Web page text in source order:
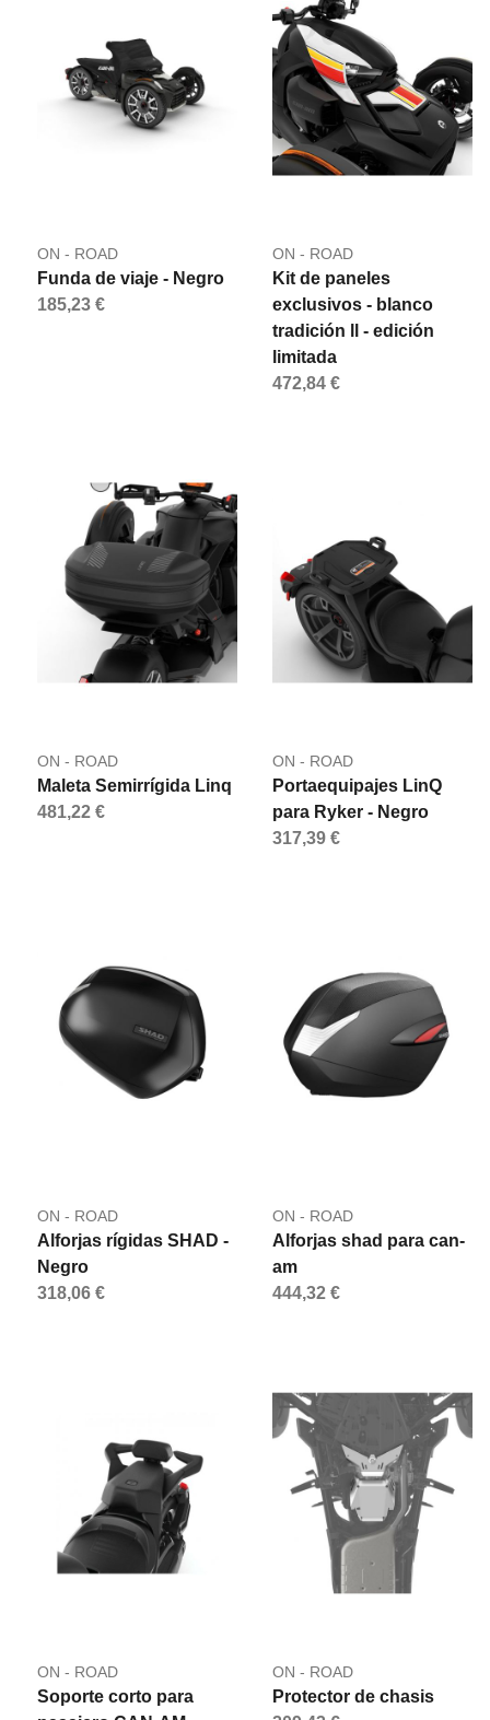
ON - ROAD
Funda de viaje - Negro
185,23 €
ON - ROAD
Kit de paneles
exclusivos - blanco
tradición ll - edición
limitada
472,84 €
ON - ROAD
Maleta Semirrígida Linq
481,22 €
ON - ROAD
Portaequipajes LinQ
para Ryker - Negro
317,39 €
ON - ROAD
Alforjas rígidas SHAD -
Negro
318,06 €
ON - ROAD
Alforjas shad para can-
am
444,32 €
ON - ROAD
Soporte corto para
ON - ROAD
Protector de chasis